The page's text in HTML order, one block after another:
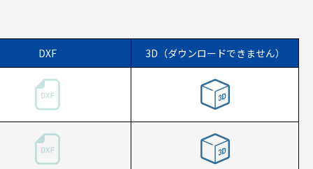
DXF 3D（ダウンロードできません）